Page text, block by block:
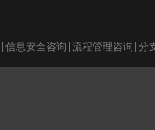
|信息安全咨询 |流程管理咨询 |分